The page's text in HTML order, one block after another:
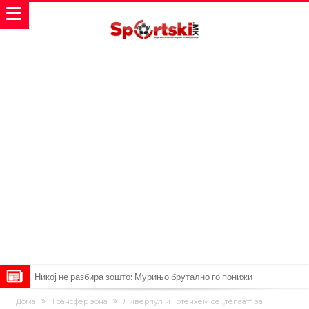
Никој не разбира зошто: Мурињо брутално го понижи
Ференцварош по натпреварот
Арсенал и Манчестер Јунајтед сакаат напаѓач од Интер: Цената е
Дома Трансфер зона
Ливерпул и Тотенхем се „тепаат“ за